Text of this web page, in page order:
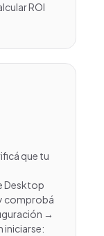
ROI
que tu
Desktop
comprobá
→
iniciarse: